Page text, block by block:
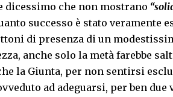
dicessimo che non mostrano
successo è stato veramente
di presenza di un
anche solo la metà farebbe
la Giunta, per non sentirsi
ad adeguarsi, per ben